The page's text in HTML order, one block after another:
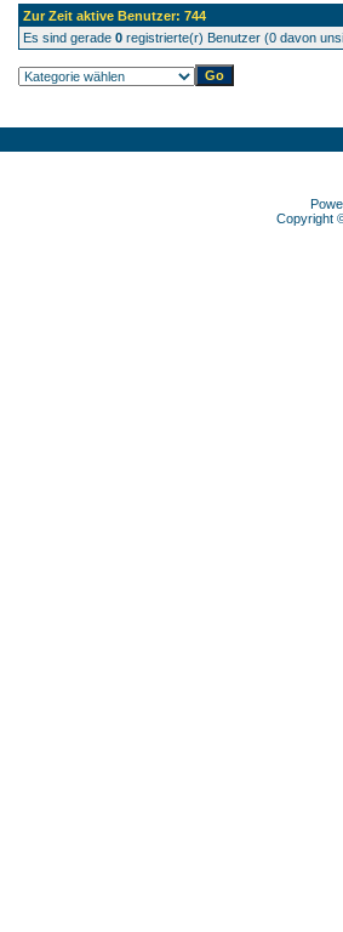
Zur Zeit aktive Benutzer: 744
Es sind gerade 0 registrierte(r) Benutzer (0 davon
Copyright